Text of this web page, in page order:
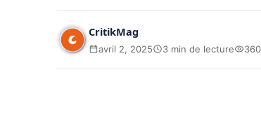
CritikMag
avril 2, 2025 3 min de lecture 360